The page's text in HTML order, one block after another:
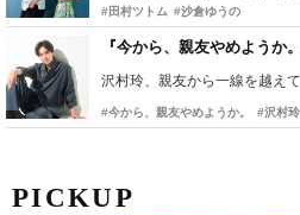
PICKUP
#田村ツトム #沙倉ゆうの
『今から、親友やめようか
沢村玲、親友から一線を越え
#今から、親友やめようか。 #沢村玲